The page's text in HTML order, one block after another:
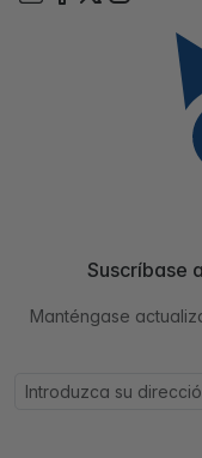
Suscríbase
Manténgase